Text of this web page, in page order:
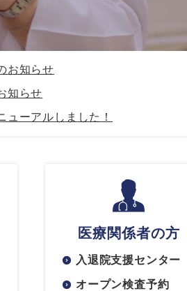
お知らせ
知らせ
ューアルしました！
医療関係者の方
入退院支援センター
オープン検査予約